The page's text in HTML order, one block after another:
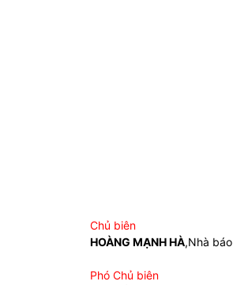
Chủ biên
HOÀNG MẠNH HÀ,Nhà báo
Phó Chủ biên